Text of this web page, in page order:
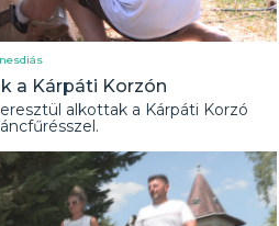
a Kárpáti Korzón
alkottak a Kárpáti Korzó